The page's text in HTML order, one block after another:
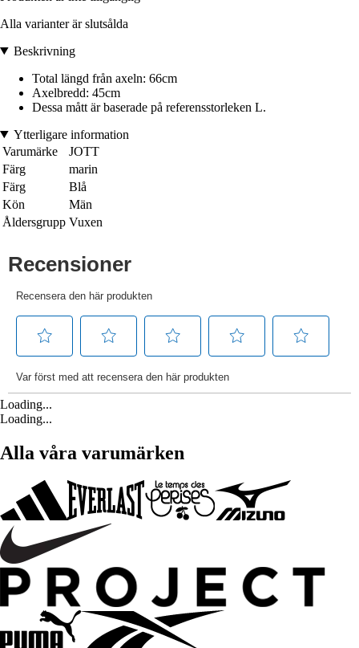
Alla varianter är slutsålda
Beskrivning
Total längd från axeln: 66cm
Axelbredd: 45cm
Dessa mått är baserade på referensstorleken L.
Ytterligare information
Varumärke
JOTT
Färg
marin
Färg
Blå
Kön
Män
Åldersgrupp Vuxen
Loading...
Loading...
Alla våra varumärken